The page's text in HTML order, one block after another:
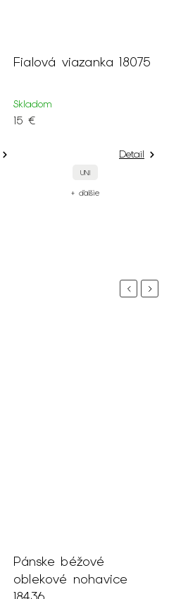
Fialová viazanka 18075
Skladom
15 €
Detail
UNI
+ ďalšie
Previous
Pánske béžové
oblekové nohavice
Next